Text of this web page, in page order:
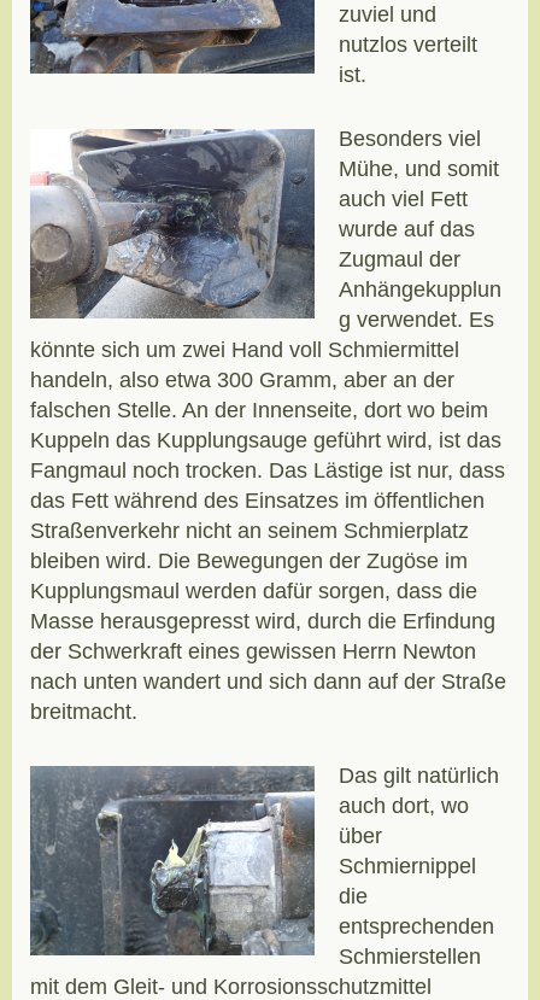
zuviel und
nutzlos verteilt
ist.
Besonders viel
Mühe, und somit
auch viel Fett
wurde auf das
Zugmaul der
Anhängekupplun
g verwendet. Es
könnte sich um zwei Hand voll Schmiermittel
handeln, also etwa 300 Gramm, aber an der
falschen Stelle. An der Innenseite, dort wo beim
Kuppeln das Kupplungsauge geführt wird, ist das
Fangmaul noch trocken. Das Lästige ist nur, dass
das Fett während des Einsatzes im öffentlichen
Straßenverkehr nicht an seinem Schmierplatz
bleiben wird. Die Bewegungen der Zugöse im
Kupplungsmaul werden dafür sorgen, dass die
Masse herausgepresst wird, durch die Erfindung
der Schwerkraft eines gewissen Herrn Newton
nach unten wandert und sich dann auf der Straße
breitmacht.
Das gilt natürlich
auch dort, wo
über
Schmiernippel
die
entsprechenden
Schmierstellen
mit dem Gleit- und Korrosionsschutzmittel